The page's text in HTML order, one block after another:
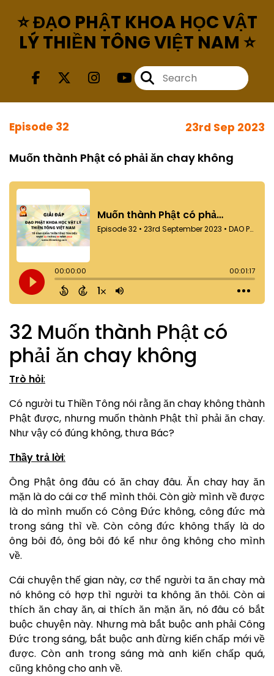
⭐ ĐẠO PHẬT KHOA HỌC VẬT
LÝ THIỀN TÔNG VIỆT NAM ⭐
Episode 32 23rd Sep 2023
Muốn thành Phật có phải ăn chay không
32 Muốn thành Phật có
phải ăn chay không
Trò hỏi:
Có người tu Thiền Tông nói rằng ăn chay không thành
Phật được, nhưng muốn thành Phật thì phải ăn chay.
Như vậy có đúng không, thưa Bác?
Thầy trả lời:
Ông Phật ông đâu có ăn chay đâu. Ăn chay hay ăn
mặn là do cái cơ thể mình thôi. Còn giờ mình về được
là do mình muốn có Công Đức không, công đức mà
trong sáng thì về. Còn công đức không thấy là do
ông bôi đó, ông bôi đó kể như ông không cho mình
về.
Cái chuyện thế gian này, cơ thể người ta ăn chay mà
nó không có hợp thì người ta không ăn thôi. Còn ai
thích ăn chay ăn, ai thích ăn mặn ăn, nó đâu có bắt
buộc chuyện này. Nhưng mà bắt buộc anh phải Công
Đức trong sáng, bắt buộc anh đừng kiến chấp mới về
được. Còn anh trong sáng mà anh kiến chấp quá,
cũng không cho anh về.